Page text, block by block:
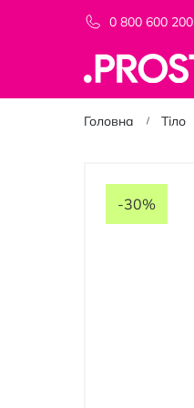
0 800 600 200
Головна Тіло
галереї
-30%